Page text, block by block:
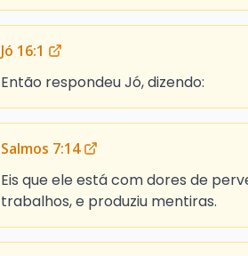
Jó 16:1
Então respondeu Jó, dizendo:
Salmos 7:14
Eis que ele está com dores de
trabalhos, e produziu mentiras.